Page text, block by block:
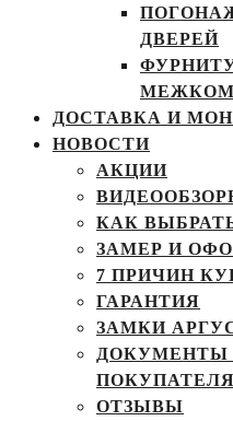
ДВЕРЕЙ
ДОСТАВКА И
НОВОСТИ
АКЦИИ
КАК
ЗАМЕР И
7 ПРИЧИН
ГАРАНТИЯ
ЗАМКИ
ДОКУМЕНТЫ
ПОКУПАТЕЛЯ
ОТЗЫВЫ